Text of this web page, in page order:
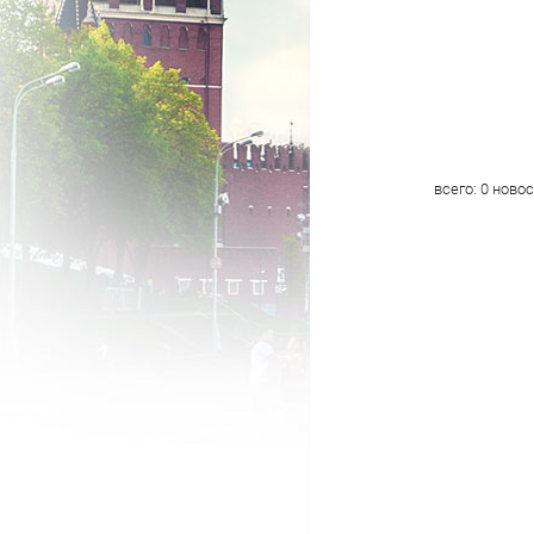
всего: 0